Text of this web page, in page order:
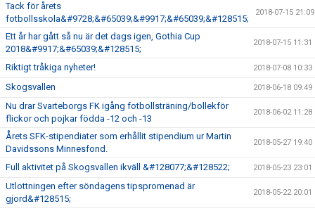
Tack för årets
fotbollsskola&#9728;&#65039;&#9917;&#65039;&#128515;
2018-07-15 21:09
Ett år har gått så nu är det dags igen, Gothia Cup
2018&#9917;&#65039;&#128515;
2018-07-15 11:31
Riktigt tråkiga nyheter! 2018-07-08 10:33
Skogsvallen 2018-06-18 09:49
Nu drar Svarteborgs FK igång fotbollsträning/bollekför
flickor och pojkar födda -12 och -13
2018-06-02 11:28
Årets SFK-stipendiater som erhållit stipendium ur Martin
Davidssons Minnesfond.
2018-05-27 19:40
Full aktivitet på Skogsvallen ikväll &#128077;&#128522; 2018-05-23 23:01
Utlottningen efter söndagens tipspromenad är
gjord&#128515;
2018-05-22 20:01